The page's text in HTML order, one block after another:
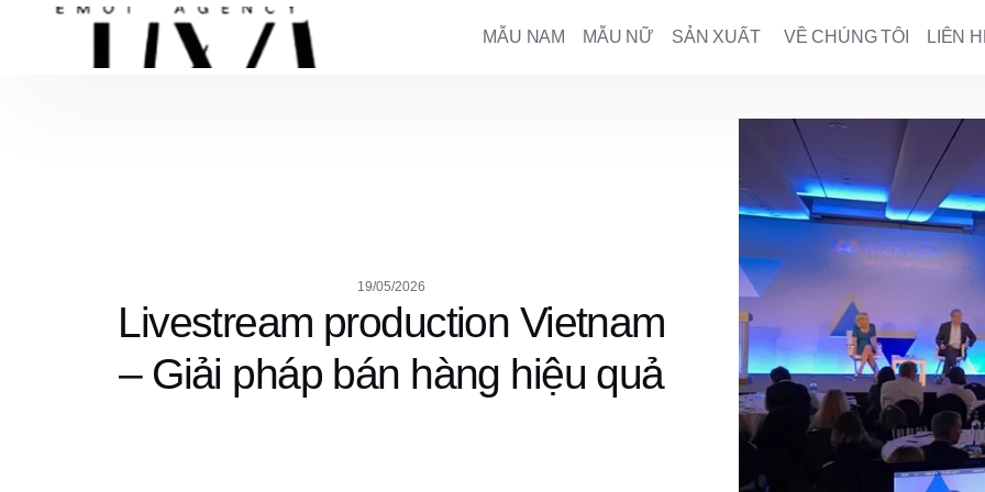
MẪU NAM MẪU NỮ SẢN XUẤT VỀ CHÚNG TÔI LIÊN
19/05/2026
Livestream production Vietnam
– Giải pháp bán hàng hiệu quả